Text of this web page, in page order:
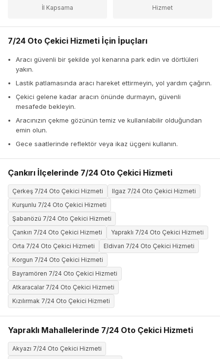
İl Kapsama Hizmet
7/24 Oto Çekici Hizmeti İçin İpuçları
Aracı güvenli bir şekilde yol kenarına park edin ve dörtlüleri
yakın.
Lastik patlamasında aracı hareket ettirmeyin, yol yardım çağırın.
Çekici gelene kadar aracın önünde durmayın, güvenli
mesafede bekleyin.
Aracınızın çekme gözünün temiz ve kullanılabilir olduğundan
emin olun.
Gece saatlerinde reflektör veya ikaz üçgeni kullanın.
Çankırı İlçelerinde 7/24 Oto Çekici Hizmeti
Çerkeş 7/24 Oto Çekici Hizmeti
Ilgaz 7/24 Oto Çekici Hizmeti
Kurşunlu 7/24 Oto Çekici Hizmeti
Şabanözü 7/24 Oto Çekici Hizmeti
Çankırı 7/24 Oto Çekici Hizmeti
Yapraklı 7/24 Oto Çekici Hizmeti
Orta 7/24 Oto Çekici Hizmeti
Eldivan 7/24 Oto Çekici Hizmeti
Korgun 7/24 Oto Çekici Hizmeti
Bayramören 7/24 Oto Çekici Hizmeti
Atkaracalar 7/24 Oto Çekici Hizmeti
Kızılırmak 7/24 Oto Çekici Hizmeti
Yapraklı Mahallelerinde 7/24 Oto Çekici Hizmeti
Akyazı 7/24 Oto Çekici Hizmeti